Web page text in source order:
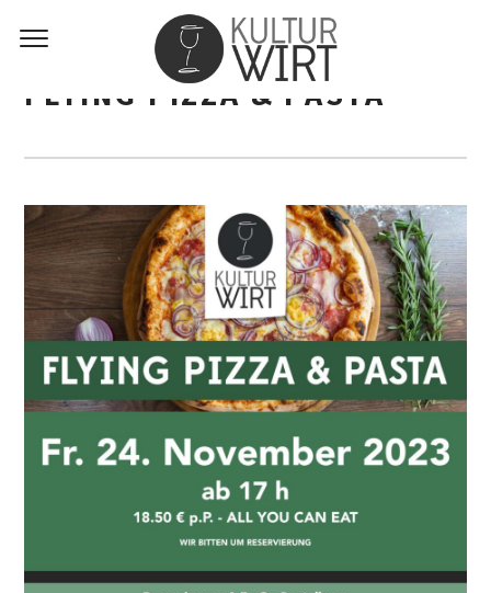
FLYING PIZZA & PASTA